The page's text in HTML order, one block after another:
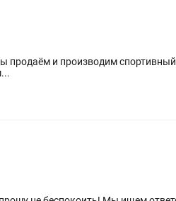
продаём и производим